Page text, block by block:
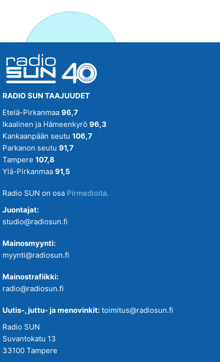
RADIO SUN TAAJUUDET
Etelä-Pirkanmaa 96,7
Ikaalinen ja Hämeenkyrö 96,3
Kankaanpään seutu 106,7
Parkanon seutu 91,7
Tampere 107,8
Ylä-Pirkanmaa 91,5
Radio SUN on osa Pirmedioita.
Juontajat:
studio@radiosun.fi
Mainosmyynti:
myynti@radiosun.fi
Mainostrafiikki:
radio@radiosun.fi
Uutis-, juttu- ja menovinkit: toimitus@radiosun.fi
Radio SUN
Suvantokatu 13
33100 Tampere